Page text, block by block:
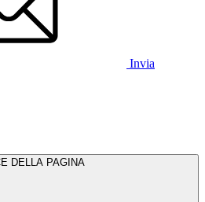
Invia
DELLA PAGINA